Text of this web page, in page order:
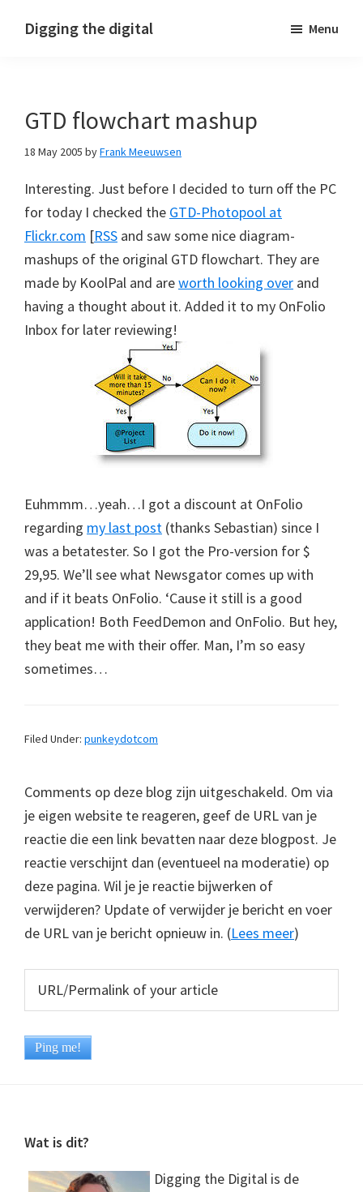
Digging the digital Menu
GTD flowchart mashup
18 May 2005 byFrank Meeuwsen
Interesting. Just before I decided to turn off the PC
for today I checked the GTD-Photopool at
Flickr.com [RSS and saw some nice diagram-
mashups of the original GTD flowchart. They are
made by KoolPal and areworth looking over and
having a thought about it. Added it to my OnFolio
Inbox for later reviewing!
Euhmmm…yeah…I got a discount at OnFolio
regarding my last post (thanks Sebastian) since I
was a betatester. So I got the Pro-version for $
29,95. We’ll see what Newsgator comes up with
and if it beats OnFolio. ‘Cause it still is a good
application! Both FeedDemon and OnFolio. But hey,
they beat me with their offer. Man, I’m so easy
sometimes…
Filed Under: punkeydotcom
Comments op deze blog zijn uitgeschakeld. Om via
je eigen website te reageren, geef de URL van je
reactie die een link bevatten naar deze blogpost. Je
reactie verschijnt dan (eventueel na moderatie) op
deze pagina. Wil je je reactie bijwerken of
verwijderen? Update of verwijder je bericht en voer
de URL van je bericht opnieuw in. (Lees meer)
Footer
Wat is dit?
Digging the Digital is de